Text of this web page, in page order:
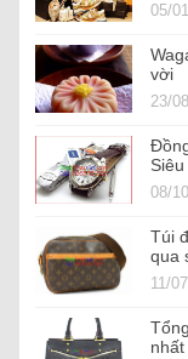
05/
vời
23/
08/
Túi
qua
11/